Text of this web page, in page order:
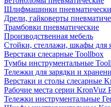
Шлифмашинки
Дрели, гайковерты
Трамбовки пневматические
Производственная мебель
Стойки, стеллажи, шкафы для
Верстаки слесарные Toollbox
Тумбы инструментальные
Тележки для зарядки и
Верстаки и столы слесарные
Рабочие места серии KronVuz
Тележки инструментальные